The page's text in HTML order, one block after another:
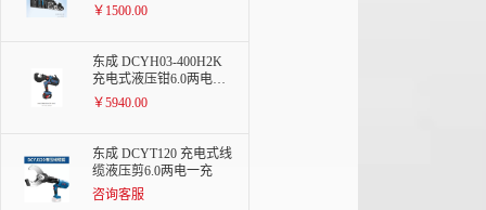
￥1500.00
东成 DCYH03-400H2K
充电式液压钳6.0两电一
充
￥5940.00
东成 DCYT120 充电式线
缆液压剪6.0两电一充
咨询客服